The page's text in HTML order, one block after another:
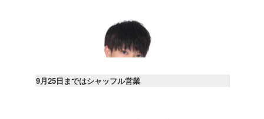
9月25日まではシャッフル営業